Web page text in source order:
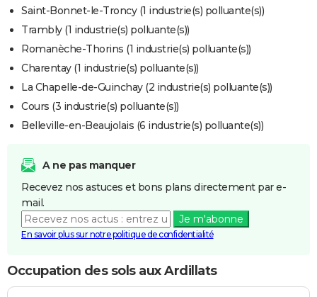
Saint-Bonnet-le-Troncy (1 industrie(s) polluante(s))
Trambly (1 industrie(s) polluante(s))
Romanèche-Thorins (1 industrie(s) polluante(s))
Charentay (1 industrie(s) polluante(s))
La Chapelle-de-Guinchay (2 industrie(s) polluante(s))
Cours (3 industrie(s) polluante(s))
Belleville-en-Beaujolais (6 industrie(s) polluante(s))
A ne pas manquer
Recevez nos astuces et bons plans directement par e-
mail.
Je m'abonne
En savoir plus sur notre politique de confidentialité
Occupation des sols aux Ardillats